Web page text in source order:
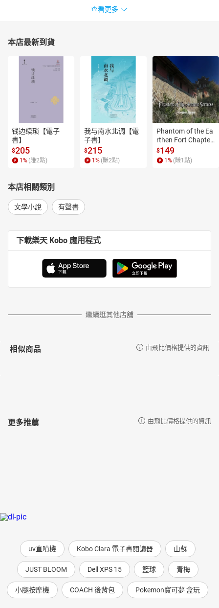
查看更多
本店最新到貨
钱边续琐【電子
書】
$205
1 % (賺2點)
我与南水北调【電
子書】
$215
1 % (賺2點)
Phantom of the Ea
rthen Fort Chapter
4【有聲書】
$149
1 % (賺1 點)
本店相關類別
文學小說 有聲書
下載樂天 Kobo 應用程式
繼續逛其他店舖
相似商品 由飛比價格提供的資訊
更多推薦 由飛比價格提供的資訊
uv直噴機 Kobo Clara 電子書閱讀器 山蘇
JUST BLOOM Dell XPS 15 籃球 青梅
小腿按摩機 COACH 後背包 Pokemon寶可夢 盒玩